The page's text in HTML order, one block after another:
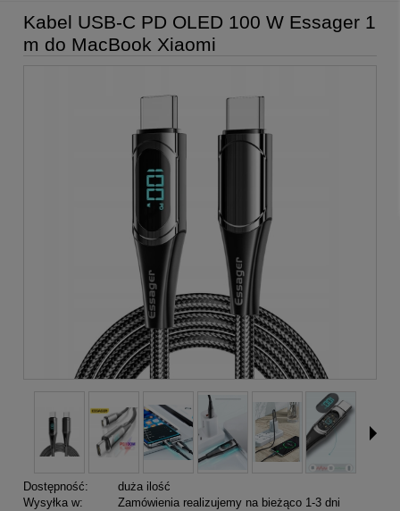
Kabel USB-C PD OLED 100 W Essager 1
m do MacBook Xiaomi
Dostępność:
duża ilość
Wysyłka w:
Zamówienia realizujemy na bieżąco 1-3 dni